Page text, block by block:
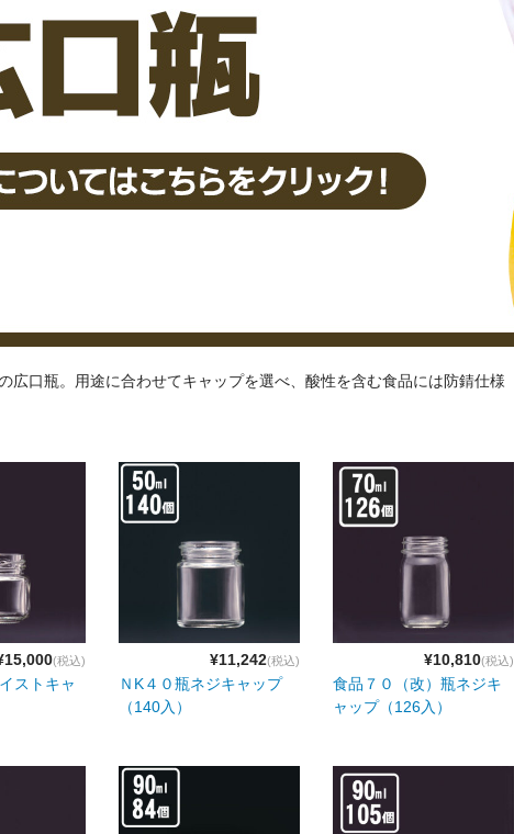
広口瓶。用途に合わせてキャップを選べ、酸性を含む食品には防錆仕様
(税込)
ストキャ
¥11,242(税込)
ＮK４０瓶ネジキャップ
（140入）
¥10,810(税込)
食品７０（改）瓶ネジキ
ャップ（126入）